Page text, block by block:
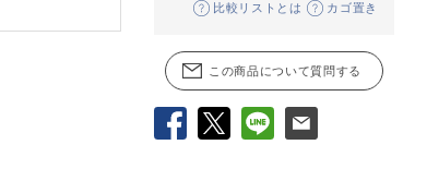
比較リストとは カゴ置き
この商品について質問する
Facebook LINE